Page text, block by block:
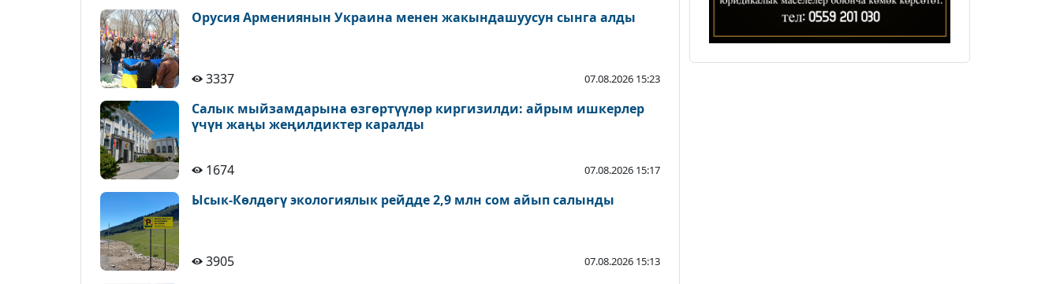
Орусия Армениянын Украина менен жакындашуусун сынга алды
3337 07.08.2026 15:23
Салык мыйзамдарына өзгөртүүлөр киргизилди: айрым ишкерлер
үчүн жаңы жеңилдиктер каралды
1674 07.08.2026 15:17
Ысык-Көлдөгү экологиялык рейдде 2,9 млн сом айып салынды
3905 07.08.2026 15:13